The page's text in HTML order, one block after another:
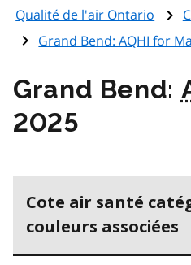
Qualité de l'air Ontario
Grand Bend:AQHI for
Grand Bend:
2025
Cote air santé
couleurs associées